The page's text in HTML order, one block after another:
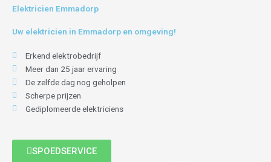
Elektricien Emmadorp
Uw elektricien in Emmadorp en omgeving!
Erkend elektrobedrijf
Meer dan 25 jaar ervaring
De zelfde dag nog geholpen
Scherpe prijzen
Gediplomeerde elektriciens
SPOEDSERVICE